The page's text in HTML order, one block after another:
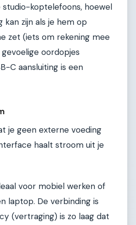
koptelefoons, hoewel
kan zijn als je hem op
zet (iets om rekening mee
oordopjes
C aansluiting is een
je geen externe voeding
haalt stroom uit je
voor mobiel werken of
laptop. De verbinding is
(vertraging) is zo laag dat